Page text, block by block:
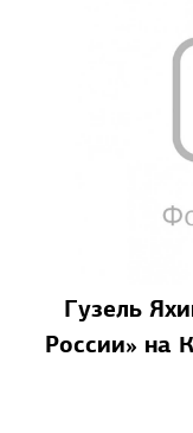
Гузель
России» на